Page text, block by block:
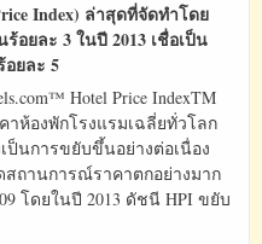
Index) ล่าสุดที่จัดทำโดย
อยละ 3 ในปี 2013 เชื่อเป็น
อยละ 5
Hotel Price IndexTM
าห้องพักโรงแรมเฉลี่ยทั่วโลก
ป็นการขยับขึ้นอย่างต่อเนื่อง
ถานการณ์ราคาตกอย่างมาก
โดยในปี 2013 ดัชนี HPI ขยับ